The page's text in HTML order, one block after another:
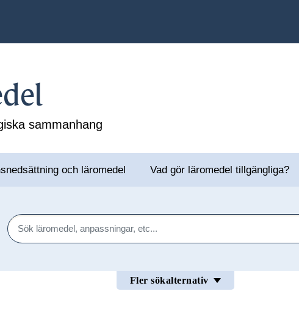
sammanhang
och läromedel Vad gör läromedel tillgängliga?
Sök
Fler sökalternativ